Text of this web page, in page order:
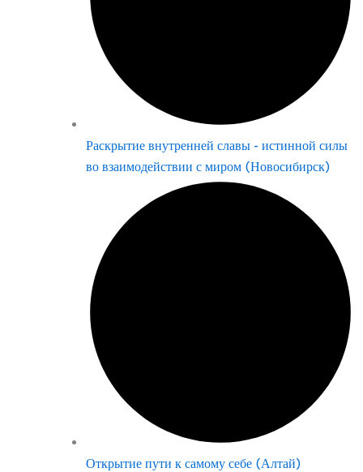
Раскрытие внутренней славы - истинной силы
во взаимодействии с миром (Новосибирск)
Открытие пути к самому себе (Алтай)